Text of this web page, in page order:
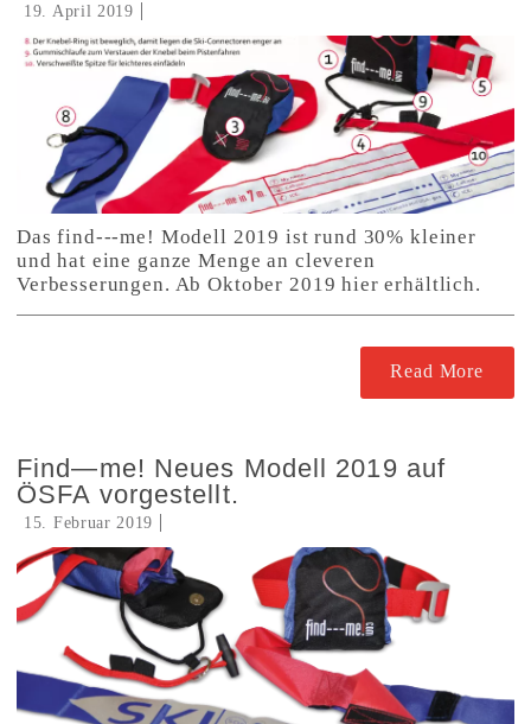
19. April 2019
Das find---me! Modell 2019 ist rund 30% kleiner
und hat eine ganze Menge an cleveren
Verbesserungen. Ab Oktober 2019 hier erhältlich.
Read More
Find—me! Neues Modell 2019 auf
ÖSFA vorgestellt.
15. Februar 2019